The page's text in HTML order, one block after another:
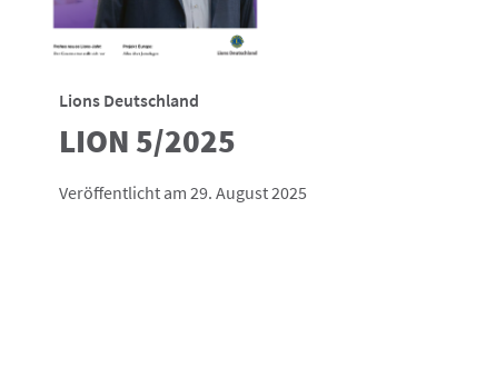
Lions Deutschland
LION 5/2025
Veröffentlicht am 29. August 2025